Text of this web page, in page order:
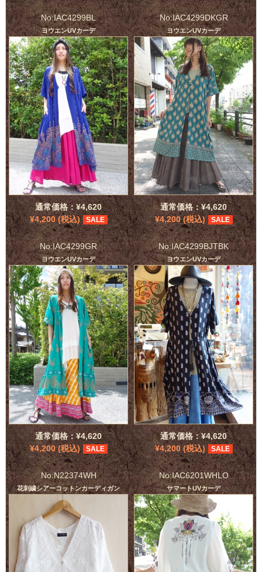
No:IAC4299BL
ヨウエンUVカーデ
通常価格：¥4,620
¥4,200 (税込)
SALE
No:IAC4299DKGR
ヨウエンUVカーデ
通常価格：¥4,620
¥4,200 (税込)
SALE
No:IAC4299GR
ヨウエンUVカーデ
通常価格：¥4,620
¥4,200 (税込)
SALE
No:IAC4299BJTBK
ヨウエンUVカーデ
通常価格：¥4,620
¥4,200 (税込)
SALE
No:N22374WH
花刺繍シアーコットンカーディガン
No:IAC6201WHLO
サマートUVカーデ